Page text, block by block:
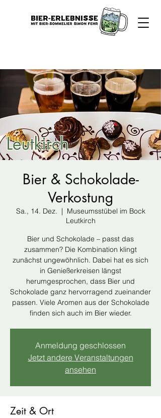
Bier & Schokolade-
Verkostung
Sa., 14. Dez.
  |
Museumsstübel im Bock
Leutkirch
Bier und Schokolade – passt das
zusammen? Die Kombination klingt
zunächst ungewöhnlich. Dabei hat es sich
in Genießerkreisen längst
herumgesprochen, dass Bier und
Schokolade ganz hervorragend zueinander
passen. Viele Aromen aus der Schokolade
finden sich auch im Bier wieder.
Anmeldung geschlossen
Jetzt andere Veranstaltungen
ansehen
Zeit & Ort